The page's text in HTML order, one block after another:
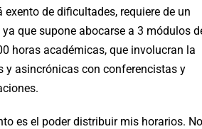
de dificultades, requiere de un
que supone abocarse a 3 módulos
horas académicas, que involucran la
asincrónicas con conferencistas y
es el poder distribuir mis horarios. No